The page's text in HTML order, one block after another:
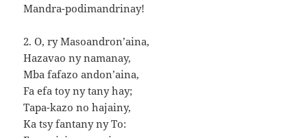
Mandra-podimandrinay!
2. O, ry Masoandron’aina,
Hazavao ny namanay,
Mba fafazo andon’aina,
Fa efa toy ny tany hay;
Tapa-kazo no hajainy,
Ka tsy fantany ny To: